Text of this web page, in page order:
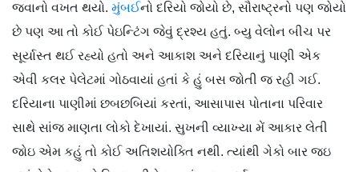
જવાનો વખત થયો. મુંબઈનો દરિયો જોયો છે, સૌરાષ્ટ્રનો પણ જોયો
છે પણ આ તો કોઈ પેઇન્ટિંગ જેવું દ્રશ્ય હતું. બ્યુ વેલોન બીચ પર
સૂર્યાસ્ત થઈ રહ્યો હતો અને આકાશ અને દરિયાનું પાણી એક
એવી કલર પેલેટમાં ગોઠવાયાં હતાં કે હું બસ જોતી જ રહી ગઈ.
દરિયાના પાણીમાં છબછબિયાં કરતાં, આસાપાસ પોતાના પરિવાર
સાથે સાંજ માણતા લોકો દેખાયાં. સુખની વ્યાખ્યા મેં આકાર લેતી
જોઇ એમ કહું તો કોઈ અતિશયોક્તિ નથી. ત્યાંથી ગેકો બાર જઇ